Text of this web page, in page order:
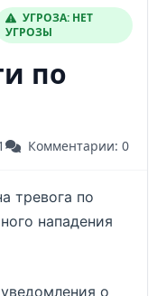
УГРОЗА: НЕТ
УГРОЗЫ
по
Комментарии: 0
тревога по
нападения
о